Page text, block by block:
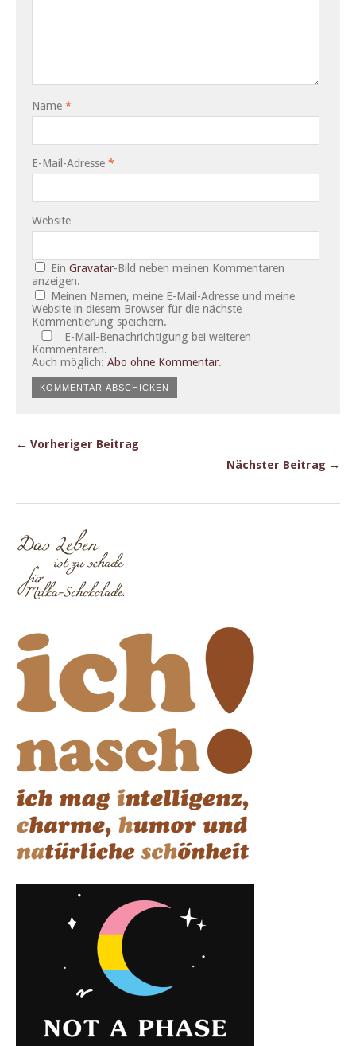
Name *
E-Mail-Adresse *
Website
EinGravatar-Bild neben meinen Kommentaren
anzeigen.
Meinen Namen, meine E-Mail-Adresse und meine
Website in diesem Browser für die nächste
Kommentierung speichern.
E-Mail-Benachrichtigung bei weiteren
Kommentaren.
Auch möglich: Abo ohne Kommentar.
← Vorheriger Beitrag
Nächster Beitrag →